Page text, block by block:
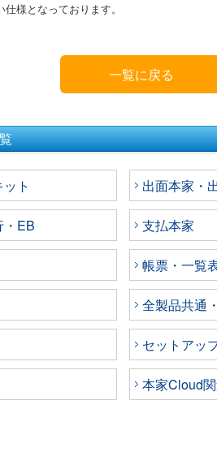
様となっております。
一覧に戻る
ト 出面本家・
・EB 支払本家
帳票・一覧
全製品共通
セットアッ
本家Cloud